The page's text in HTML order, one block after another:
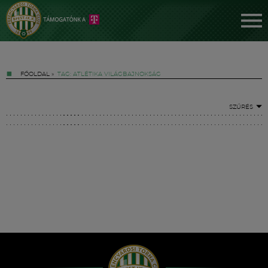
FŐOLDAL » TAG: ATLÉTIKA VILÁGBAJNOKSÁG
SZŰRÉS
Hírek